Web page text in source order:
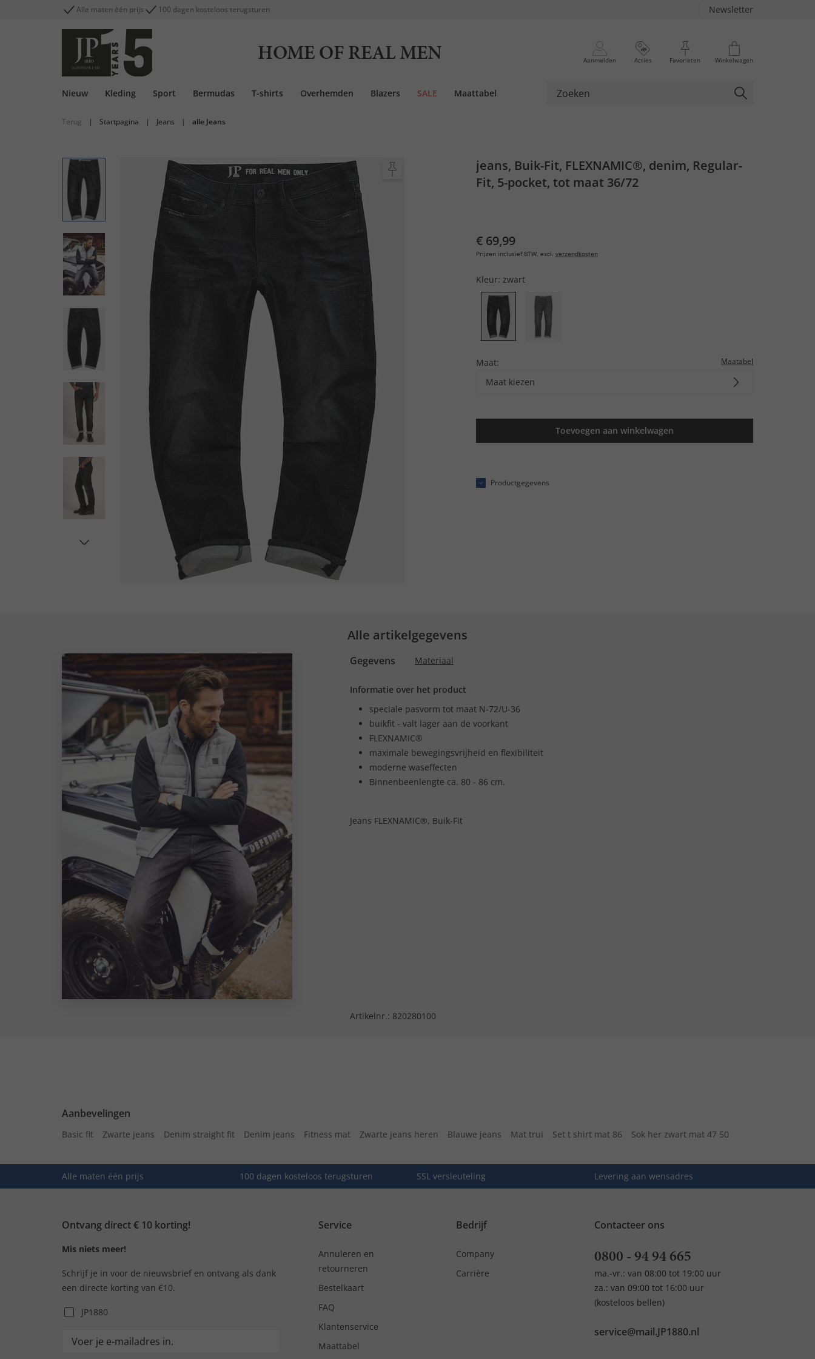
Alle maten één prijs 100 dagen kosteloos terugsturen Newsletter
HOME OF REAL MEN Aanmelden Acties Favorieten Winkelwagen
Nieuw Kleding Sport Bermudas T-shirts Overhemden Blazers SALE Maattabel
Terug | Startpagina | Jeans | alle Jeans
jeans, Buik-Fit, FLEXNAMIC®, denim, Regular-
Fit, 5-pocket, tot maat 36/72
€ 69,99
Prijzen inclusief BTW, excl. verzendkosten
Kleur: zwart
Maat: Maatabel
Maat kiezen
Toevoegen aan winkelwagen
Productgegevens
Alle artikelgegevens
Gegevens Materiaal
Informatie over het product
speciale pasvorm tot maat N-72/U-36
buikfit - valt lager aan de voorkant
FLEXNAMIC®
maximale bewegingsvrijheid en flexibiliteit
moderne waseffecten
Binnenbeenlengte ca. 80 - 86 cm.
Jeans FLEXNAMIC®, Buik-Fit
Artikelnr.: 820280100
Aanbevelingen
Basic fit Zwarte jeans Denim straight fit Denim jeans Fitness mat Zwarte jeans heren Blauwe jeans Mat trui Set t shirt mat 86 Sok her zwart mat 47 50
Alle maten één prijs 100 dagen kosteloos terugsturen SSL versleuteling Levering aan wensadres
Ontvang direct € 10 korting!
Mis niets meer!
Schrijf je in voor de nieuwsbrief en ontvang als dank
een directe korting van €10.
JP1880
Service
Annuleren en
retourneren
Bestelkaart
FAQ
Klantenservice
Maattabel
Bedrijf
Company
Carrière
Contacteer ons
0800 - 94 94 665
ma.-vr.: van 08:00 tot 19:00 uur
za.: van 09:00 tot 16:00 uur
(kosteloos bellen)
service@mail.JP1880.nl